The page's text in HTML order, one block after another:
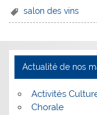
salon des vins
Actualité de nos
Activités
Chorale